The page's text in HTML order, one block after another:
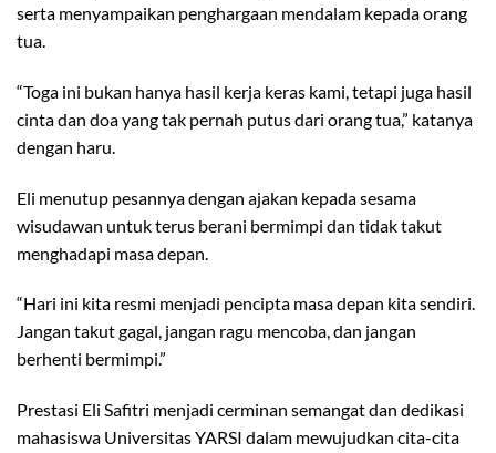
serta menyampaikan penghargaan mendalam kepada orang
tua.
“Toga ini bukan hanya hasil kerja keras kami, tetapi juga hasil
cinta dan doa yang tak pernah putus dari orang tua,” katanya
dengan haru.
Eli menutup pesannya dengan ajakan kepada sesama
wisudawan untuk terus berani bermimpi dan tidak takut
menghadapi masa depan.
“Hari ini kita resmi menjadi pencipta masa depan kita sendiri.
Jangan takut gagal, jangan ragu mencoba, dan jangan
berhenti bermimpi.”
Prestasi Eli Safitri menjadi cerminan semangat dan dedikasi
mahasiswa Universitas YARSI dalam mewujudkan cita-cita